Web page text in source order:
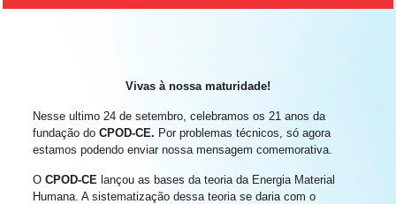
Vivas à nossa maturidade!
Nesse ultimo 24 de setembro, celebramos os 21 anos da
fundação do CPOD-CE. Por problemas técnicos, só agora
estamos podendo enviar nossa mensagem comemorativa.
O CPOD-CElançou as bases da teoria da Energia Material
Humana. A sistematização dessa teoria se daria com o